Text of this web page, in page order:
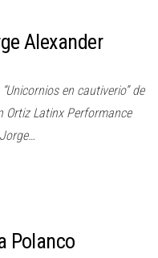
Alexander
en cautiverio” de
Ortiz Latinx Performance
Polanco